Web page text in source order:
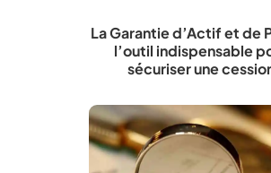
La Garantie d’Actif et de
l’outil indispensable
sécuriser une